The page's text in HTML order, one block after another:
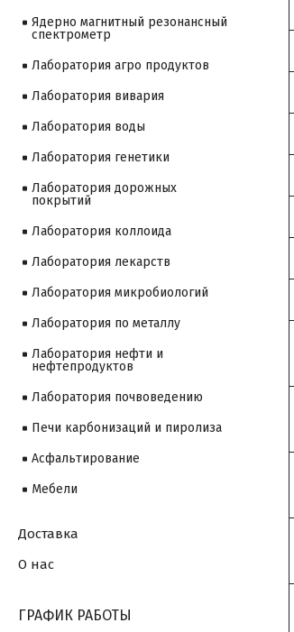
Ядерно магнитный резонансный
спектрометр
Лаборатория агро продуктов
Лаборатория вивария
Лаборатория воды
Лаборатория генетики
Лаборатория дорожных
покрытий
Лаборатория коллоида
Лаборатория лекарств
Лаборатория микробиологий
Лаборатория по металлу
Лаборатория нефти и
нефтепродуктов
Лаборатория почвоведению
Печи карбонизаций и пиролиза
Асфальтирование
Мебели
Доставка
О нас
ГРАФИК РАБОТЫ